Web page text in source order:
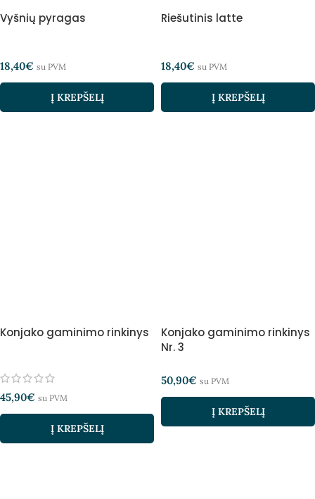
Vyšnių pyragas
18,40€ su PVM
Į KREPŠELĮ
Riešutinis latte
18,40€ su PVM
Į KREPŠELĮ
Konjako gaminimo rinkinys
45,90€ su PVM
Į KREPŠELĮ
Konjako gaminimo rinkinys
Nr. 3
50,90€ su PVM
Į KREPŠELĮ